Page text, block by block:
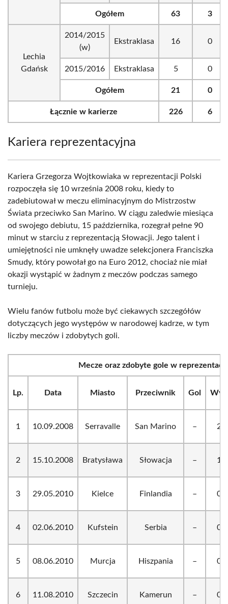
Ogółem 63 3
Lechia
Gdańsk
2014/2015
(w)
Ekstraklasa 16 0
2015/2016 Ekstraklasa 5 0
Ogółem 21 0
Łącznie w karierze 226 6
Kariera reprezentacyjna
Kariera Grzegorza Wojtkowiaka w reprezentacji Polski
rozpoczęła się 10 września 2008 roku, kiedy to
zadebiutował w meczu eliminacyjnym do Mistrzostw
Świata przeciwko San Marino. W ciągu zaledwie miesiąca
od swojego debiutu, 15 października, rozegrał pełne 90
minut w starciu z reprezentacją Słowacji. Jego talent i
umiejętności nie umknęły uwadze selekcjonera Franciszka
Smudy, który powołał go na Euro 2012, chociaż nie miał
okazji wystąpić w żadnym z meczów podczas samego
turnieju.
Wielu fanów futbolu może być ciekawych szczegółów
dotyczących jego występów w narodowej kadrze, w tym
liczby meczów i zdobytych goli.
Mecze oraz zdobyte gole w reprezentacji
Lp. Data Miasto Przeciwnik Gol
1 10.09.2008 Serravalle San Marino – 2:0
2 15.10.2008 Bratysława Słowacja – 1:2
3 29.05.2010 Kielce Finlandia – 0:0
4 02.06.2010 Kufstein Serbia – 0:0
5 08.06.2010 Murcja Hiszpania – 0:6
6 11.08.2010 Szczecin Kamerun – 0:3